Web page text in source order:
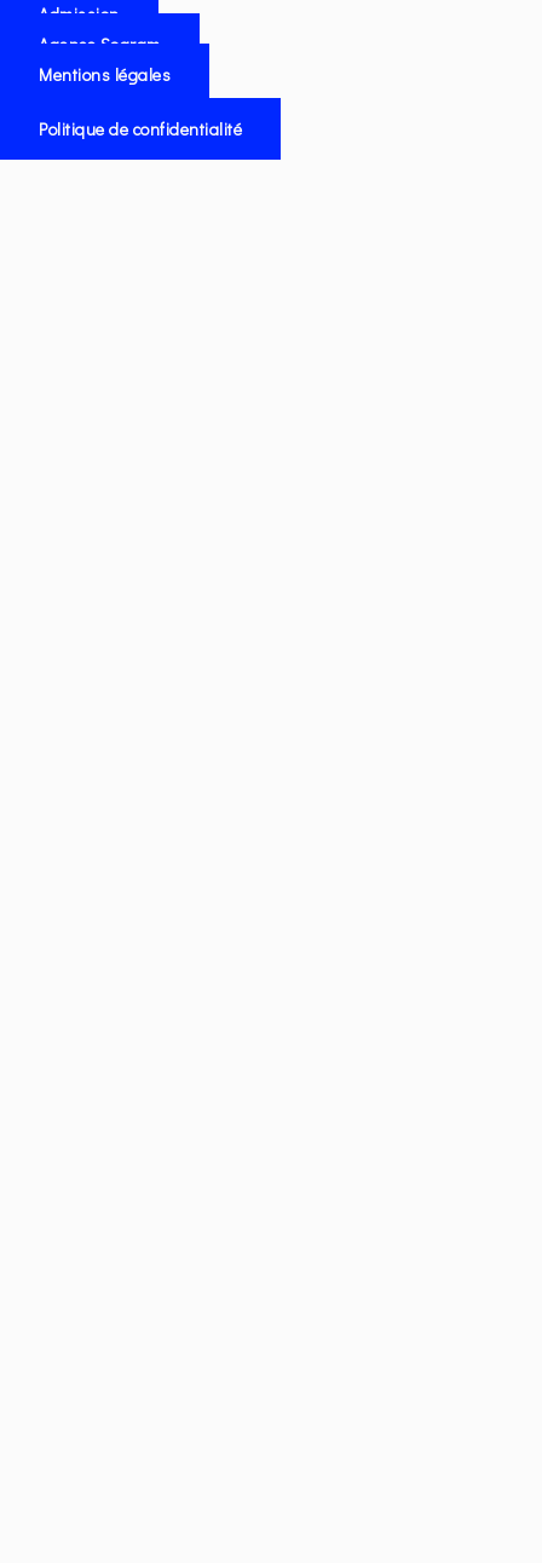
Admission
Agence Sogram
Mentions légales
Politique de confidentialité